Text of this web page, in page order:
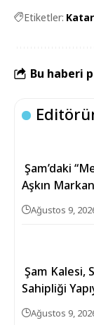
Etiketler: Katar
Bu haberi
Şam’daki
Aşkın
Ağustos 9,
Şam Kalesi,
Sahipliği
Ağustos 9,